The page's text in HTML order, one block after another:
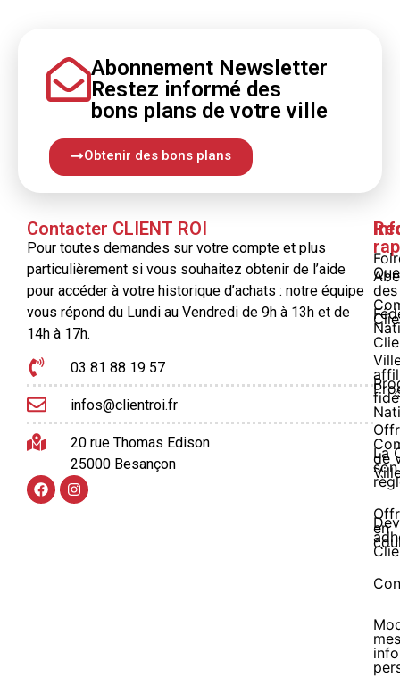
Abonnement Newsletter
Restez informé des
bons plans de votre ville
Obtenir des bons plans
Contacter CLIENT ROI
Pour toutes demandes sur votre compte et plus
particulièrement si vous souhaitez obtenir de l’aide
pour accéder à votre historique d’achats : notre équipe
vous répond du Lundi au Vendredi de 9h à 13h et de
14h à 17h.
03 81 88 19 57
infos@clientroi.fr
20 rue Thomas Edison
25000 Besançon
La
son
des
de
en
mes